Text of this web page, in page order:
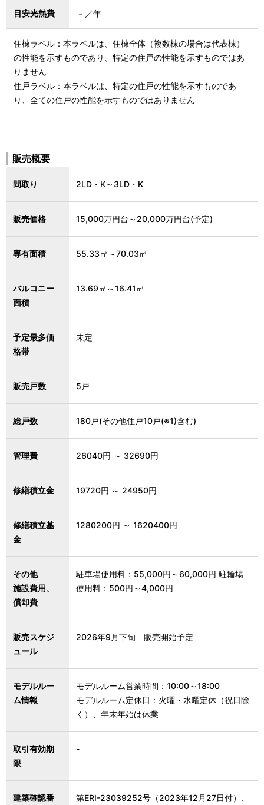
目安光熱費 －／年
住棟ラベル：本ラベルは、住棟全体（複数棟の場合は代表棟）
の性能を示すものであり、特定の住戸の性能を示すものではあ
りません
住戸ラベル：本ラベルは、特定の住戸の性能を示すものであ
り、全ての住戸の性能を示すものではありません
販売概要
間取り 2LD・K～3LD・K
販売価格 15,000万円台～20,000万円台(予定)
専有面積 55.33㎡～70.03㎡
バルコニー
面積
13.69㎡～16.41㎡
予定最多価
格帯
未定
販売戸数 5戸
総戸数 180戸(その他住戸10戸(※1)含む)
管理費 26040円 ～ 32690円
修繕積立金 19720円 ～ 24950円
修繕積立基
金
1280200円 ～ 1620400円
その他
施設費用、
償却費
駐車場使用料：55,000円～60,000円 駐輪場
使用料：500円～4,000円
販売スケジ
ュール
2026年9月下旬 販売開始予定
モデルルー
ム情報
モデルルーム営業時間：10:00～18:00
モデルルーム定休日：火曜・水曜定休（祝日除
く）、年末年始は休業
取引有効期
限
-
建築確認番
第ERI-23039252号（2023年12月27日付）、